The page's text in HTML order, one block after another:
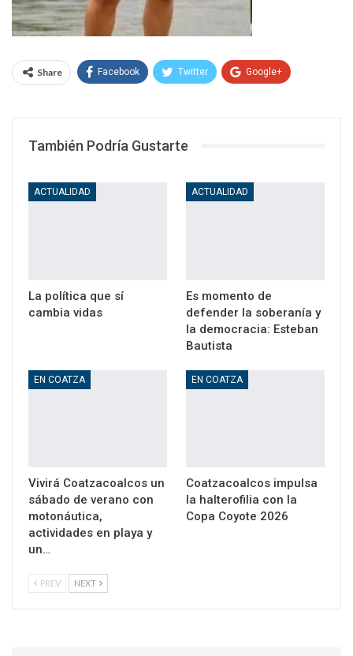
Share Facebook Twitter Google+
También Podría Gustarte
ACTUALIDAD
La política que sí
cambia vidas
ACTUALIDAD
Es momento de
defender la soberanía y
la democracia: Esteban
Bautista
EN COATZA
Vivirá Coatzacoalcos un
sábado de verano con
motonáutica,
actividades en playa y
un…
EN COATZA
Coatzacoalcos impulsa
la halterofilia con la
Copa Coyote 2026
PREV NEXT